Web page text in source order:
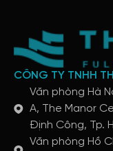
CÔNG TY TNHH
Văn phòng Hà
A, The Manor
Định Công, Tp.
Văn phòng Hồ